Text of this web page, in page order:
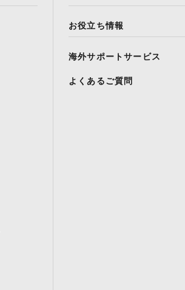
お役立ち情報
海外サポートサービス
よくあるご質問